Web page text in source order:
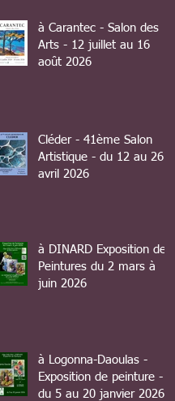
à Carantec - Salon des
Arts - 12 juillet au 16
août 2026
Cléder - 41ème Salon
Artistique - du 12 au 26
avril 2026
à DINARD Exposition de
Peintures du 2 mars à
juin 2026
à Logonna-Daoulas -
Exposition de peinture -
du 5 au 20 janvier 2026